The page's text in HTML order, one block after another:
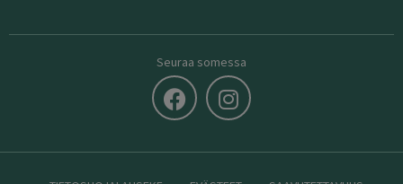
Seuraa somessa